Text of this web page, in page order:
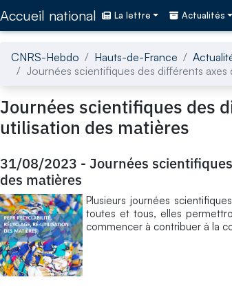
Accueil national La lettre Actualités
CNRS-Hebdo Hauts-de-France
Journées scientifiques des différents
Journées scientifiques des
utilisation des matières
31/08/2023 - Journées
des matières
Plusieurs journées
toutes et tous, elles
commencer à contribuer à la